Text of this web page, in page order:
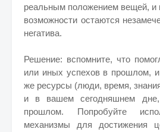
реальным положением вещей, и
возможности остаются
негатива.
Решение: вспомните, что
или иных успехов в прошлом, и
же ресурсы (люди, время,
и в вашем сегодняшнем
прошлом. Попробуйте
механизмы для достижения